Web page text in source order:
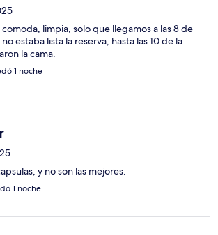
limpia, solo que llegamos a las 8 de
estaba lista la reserva, hasta las 10 de la
la cama.
1 noche
y no son las mejores.
1 noche